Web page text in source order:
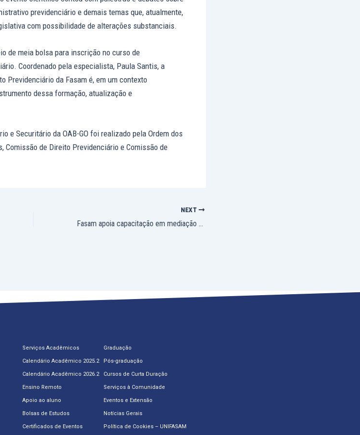
previdenciário e demais temas que, atualmente,
com possibilidade de alterações substanciais.
de meia bolsa para inscrição no curso de
Coordenado pela especialista, Paula Santis, a
Previdenciário da Fasam é, em um contexto
dessa formação, atualização e
e Securitário da OAB-GO foi realizado pela Ordem dos
Comissão de Direito Previdenciário e Comissão de
NEXT
Fasam apoia capacitação em mediação extrajudicial e arbitragem e apresenta nova especialização na área
Serviços Acadêmicos
Calendário Acadêmico 2025.2
Calendário Acadêmico 2026.2
Ensino Remoto
Apoio ao aluno
Bolsas de Estudos
Certificados de Eventos
Graduação
Pós-graduação
Cursos de Curta Duração
Serviços à Comunidade
Eventos e Extensão
Notícias Gerais
Política de Cookies – UNIFASAM